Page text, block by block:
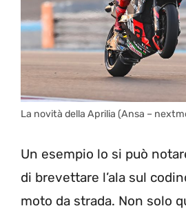
La novità della Aprilia (Ansa –
Un esempio lo si può
di brevettare l’ala sul
moto da strada. Non solo